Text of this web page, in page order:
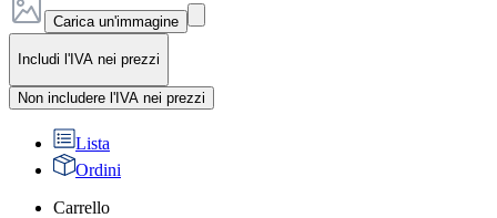
Carica un'immagine
Includi l'IVA nei prezzi
Non includere l'IVA nei prezzi
Lista
Ordini
Carrello